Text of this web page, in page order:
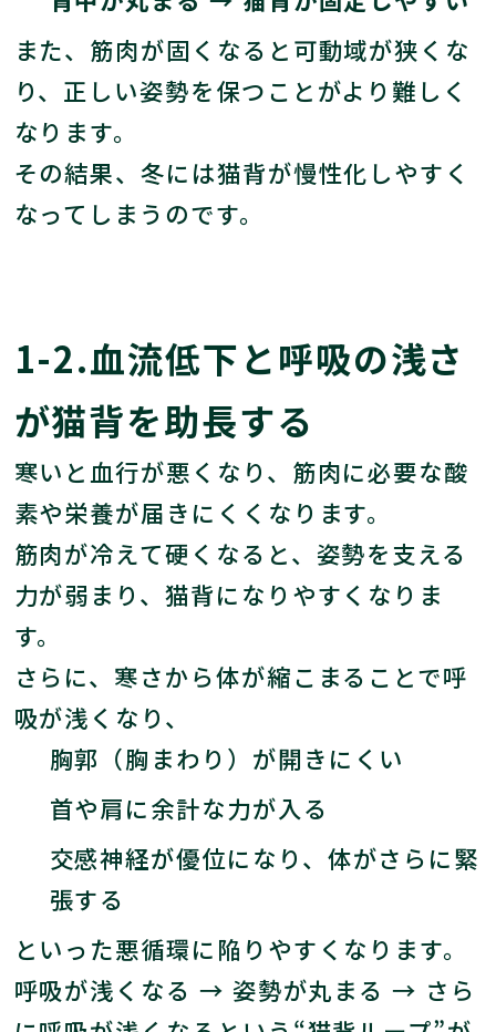
また、筋肉が固くなると可動域が狭くな
り、正しい姿勢を保つことがより難しく
なります。
その結果、冬には猫背が慢性化しやすく
なってしまうのです。
1-2.血流低下と呼吸の浅さ
が猫背を助長する
寒いと血行が悪くなり、筋肉に必要な酸
素や栄養が届きにくくなります。
筋肉が冷えて硬くなると、姿勢を支える
力が弱まり、猫背になりやすくなりま
す。
さらに、寒さから体が縮こまることで呼
吸が浅くなり、
胸郭（胸まわり）が開きにくい
首や肩に余計な力が入る
交感神経が優位になり、体がさらに緊
張する
といった悪循環に陥りやすくなります。
呼吸が浅くなる → 姿勢が丸まる → さら